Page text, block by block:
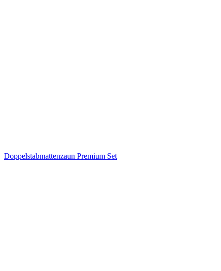
Doppelstabmattenzaun Premium Set